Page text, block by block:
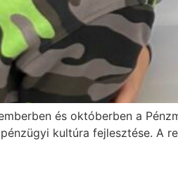
és októberben a
kultúra fejlesztése. A